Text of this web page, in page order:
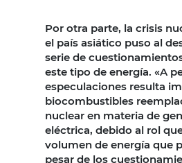
Por otra parte, la crisis
el país asiático puso al
serie de
este tipo de energía. «A
especulaciones resulta
biocombustibles
nuclear en materia de
eléctrica, debido al rol
volumen de energía que
pesar de los